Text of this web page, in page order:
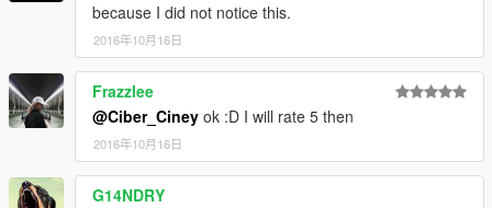
because I did not notice this.
2016年10月16日
Frazzlee
@Ciber_Ciney ok :D I will rate 5 then
2016年10月16日
G14NDRY